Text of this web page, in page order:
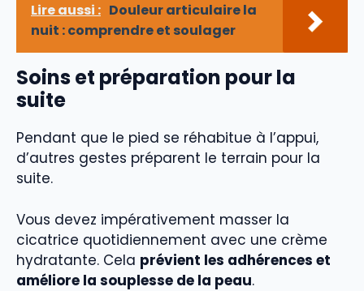
Lire aussi : Douleur articulaire la
nuit : comprendre et soulager
Soins et préparation pour la
suite
Pendant que le pied se réhabitue à l’appui,
d’autres gestes préparent le terrain pour la
suite.
Vous devez impérativement masser la
cicatrice quotidiennement avec une crème
hydratante. Cela prévient les adhérences et
améliore la souplesse de la peau.